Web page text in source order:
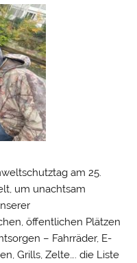
am 25.
um unachtsam
öffentlichen Plätzen
– Fahrräder, E-
Grills, Zelte…. die Liste